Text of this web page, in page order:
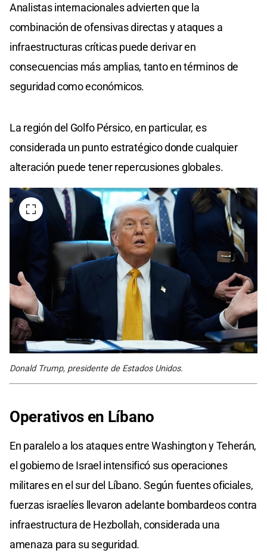
Analistas internacionales advierten que la
combinación de ofensivas directas y ataques a
infraestructuras críticas puede derivar en
consecuencias más amplias, tanto en términos de
seguridad como económicos.
La región del Golfo Pérsico, en particular, es
considerada un punto estratégico donde cualquier
alteración puede tener repercusiones globales.
Donald Trump, presidente de Estados Unidos.
Operativos en Líbano
En paralelo a los ataques entre Washington y Teherán,
el gobierno de Israel intensificó sus operaciones
militares en el sur del Líbano. Según fuentes oficiales,
fuerzas israelíes llevaron adelante bombardeos contra
infraestructura de Hezbollah, considerada una
amenaza para su seguridad.